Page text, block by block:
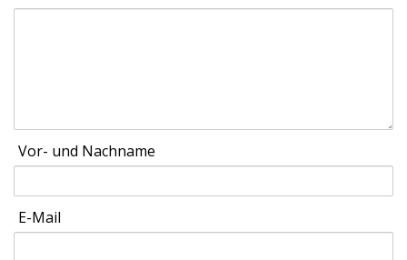
Vor- und Nachname
E-Mail